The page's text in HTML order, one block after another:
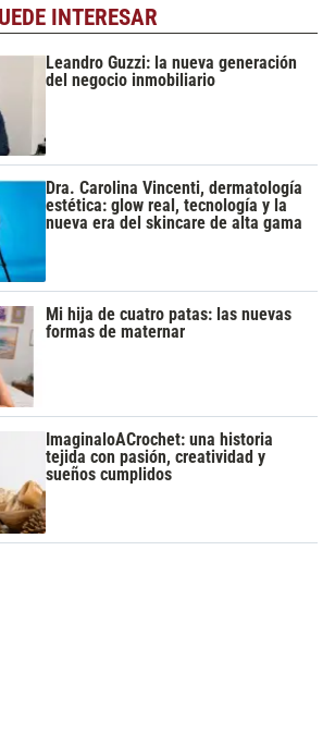
INTERESAR
Leandro Guzzi: la nueva generación
del negocio inmobiliario
Dra. Carolina Vincenti, dermatología
estética: glow real, tecnología y la
nueva era del skincare de alta gama
Mi hija de cuatro patas: las nuevas
formas de maternar
ImaginaloACrochet: una historia
tejida con pasión, creatividad y
sueños cumplidos